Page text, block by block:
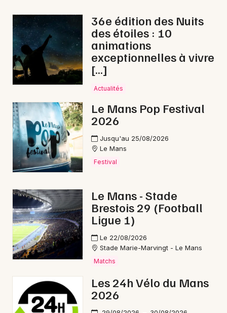
36e édition des Nuits
des étoiles : 10
animations
exceptionnelles à vivre
[…]
Actualités
Le Mans Pop Festival
2026
Jusqu'au 25/08/2026
Le Mans
Festival
Le Mans - Stade
Brestois 29 (Football
Ligue 1)
Le 22/08/2026
Stade Marie-Marvingt - Le Mans
Matchs
Les 24h Vélo du Mans
2026